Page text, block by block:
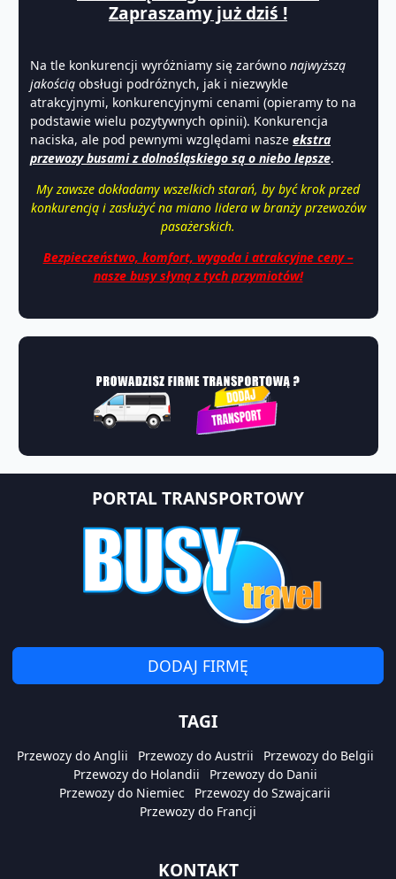
Zapraszamy już dziś !
Na tle konkurencji wyróżniamy się zarówno najwyższą
jakością obsługi podróżnych, jak i niezwykle
atrakcyjnymi, konkurencyjnymi cenami (opieramy to na
podstawie wielu pozytywnych opinii). Konkurencja
naciska, ale pod pewnymi względami nasze ekstra
przewozy busami z dolnośląskiego są o niebo lepsze.
My zawsze dokładamy wszelkich starań, by być krok przed
konkurencją i zasłużyć na miano lidera w branży przewozów
pasażerskich.
Bezpieczeństwo, komfort, wygoda i atrakcyjne ceny –
nasze busy słyną z tych przymiotów!
PORTAL TRANSPORTOWY
DODAJ FIRMĘ
TAGI
Przewozy do Anglii Przewozy do Austrii
Przewozy do Belgii
Przewozy do Holandii
Przewozy do Danii
Przewozy do Niemiec
Przewozy do Szwajcarii
Przewozy do Francji
KONTAKT